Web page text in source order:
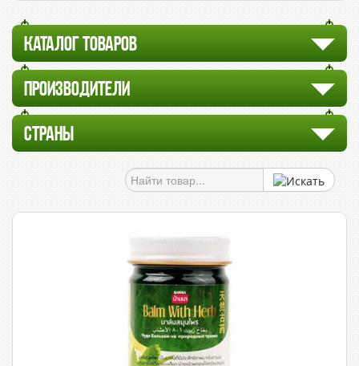
КАТАЛОГ ТОВАРОВ
ПРОИЗВОДИТЕЛИ
СТРАНЫ